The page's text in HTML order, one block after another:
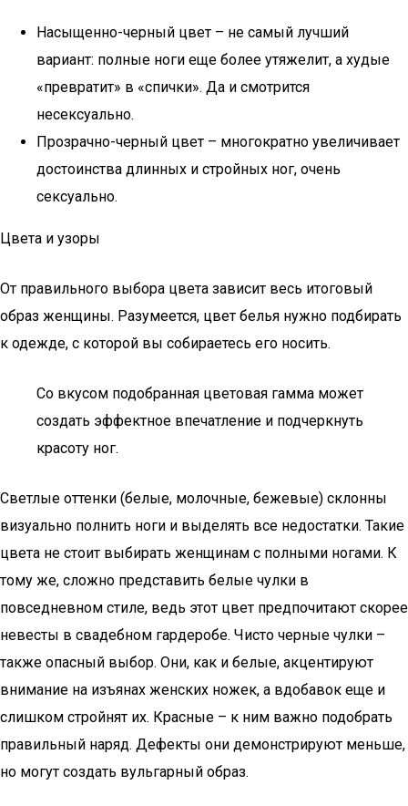
Насыщенно-черный цвет – не самый лучший
вариант: полные ноги еще более утяжелит, а худые
«превратит» в «спички». Да и смотрится
несексуально.
Прозрачно-черный цвет – многократно увеличивает
достоинства длинных и стройных ног, очень
сексуально.
Цвета и узоры
От правильного выбора цвета зависит весь итоговый
образ женщины. Разумеется, цвет белья нужно подбирать
к одежде, с которой вы собираетесь его носить.
Со вкусом подобранная цветовая гамма может
создать эффектное впечатление и подчеркнуть
красоту ног.
Светлые оттенки (белые, молочные, бежевые) склонны
визуально полнить ноги и выделять все недостатки. Такие
цвета не стоит выбирать женщинам с полными ногами. К
тому же, сложно представить белые чулки в
повседневном стиле, ведь этот цвет предпочитают скорее
невесты в свадебном гардеробе. Чисто черные чулки –
также опасный выбор. Они, как и белые, акцентируют
внимание на изъянах женских ножек, а вдобавок еще и
слишком стройнят их. Красные – к ним важно подобрать
правильный наряд. Дефекты они демонстрируют меньше,
но могут создать вульгарный образ.